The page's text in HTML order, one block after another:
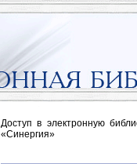
Доступ в электронную
«Синергия»